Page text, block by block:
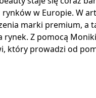
w Europie. W
marki premium, a
Z pomocą
który prowadzi od